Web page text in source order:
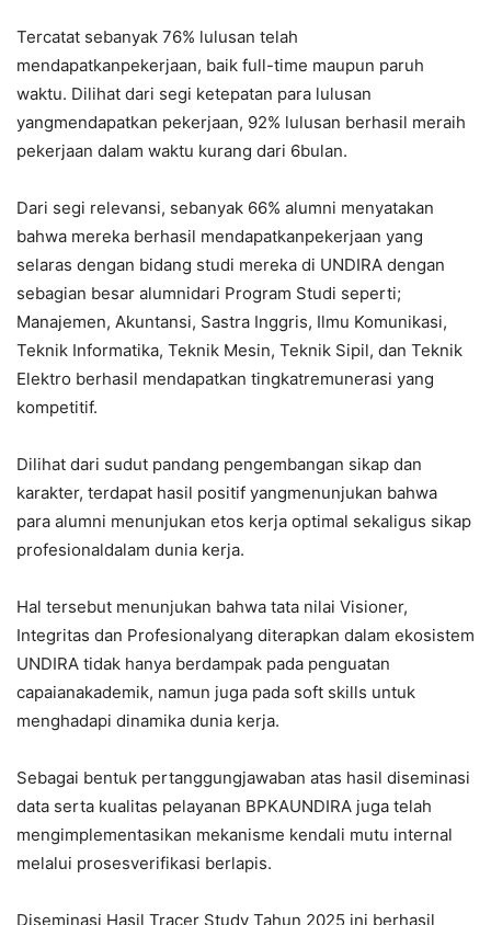
Tercatat sebanyak 76% lulusan telah
mendapatkanpekerjaan, baik full-time maupun paruh
waktu. Dilihat dari segi ketepatan para lulusan
yangmendapatkan pekerjaan, 92% lulusan berhasil meraih
pekerjaan dalam waktu kurang dari 6bulan.
Dari segi relevansi, sebanyak 66% alumni menyatakan
bahwa mereka berhasil mendapatkanpekerjaan yang
selaras dengan bidang studi mereka di UNDIRA dengan
sebagian besar alumnidari Program Studi seperti;
Manajemen, Akuntansi, Sastra Inggris, Ilmu Komunikasi,
Teknik Informatika, Teknik Mesin, Teknik Sipil, dan Teknik
Elektro berhasil mendapatkan tingkatremunerasi yang
kompetitif.
Dilihat dari sudut pandang pengembangan sikap dan
karakter, terdapat hasil positif yangmenunjukan bahwa
para alumni menunjukan etos kerja optimal sekaligus sikap
profesionaldalam dunia kerja.
Hal tersebut menunjukan bahwa tata nilai Visioner,
Integritas dan Profesionalyang diterapkan dalam ekosistem
UNDIRA tidak hanya berdampak pada penguatan
capaianakademik, namun juga pada soft skills untuk
menghadapi dinamika dunia kerja.
Sebagai bentuk pertanggungjawaban atas hasil diseminasi
data serta kualitas pelayanan BPKAUNDIRA juga telah
mengimplementasikan mekanisme kendali mutu internal
melalui prosesverifikasi berlapis.
Diseminasi Hasil Tracer Study Tahun 2025 ini berhasil